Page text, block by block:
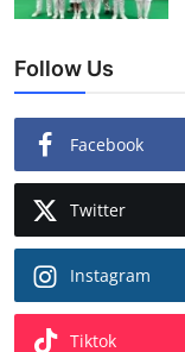
Follow Us
Facebook
Twitter
Instagram
Tiktok